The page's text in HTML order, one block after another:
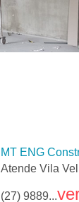
MT ENG
Atende Vila
(27) 9889...